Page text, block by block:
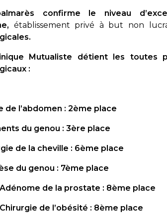
confirme le niveau
établissement privé à but non
Mutualiste détient les toutes
:
de l’abdomen : 2ème place
du genou : 3ère place
de la cheville : 6ème place
du genou : 7ème place
de la prostate : 8ème place
de l’obésité : 8ème place